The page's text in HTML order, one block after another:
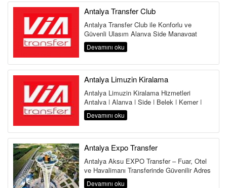
Antalya Transfer Club
Antalya Transfer Club ile Konforlu ve
Güvenli Ulaşım Alanya Side Manavgat
Belek Kemer Kundu Lara Antalya
Havalima...
Devamını oku
Antalya Limuzin Kiralama
Antalya Limuzin Kiralama Hizmetleri
Antalya | Alanya | Side | Belek | Kemer |
Lara | Kundu | Land of Legends Antalya,...
Devamını oku
Antalya Expo Transfer
Antalya Aksu EXPO Transfer – Fuar, Otel
ve Havalimanı Transferinde Güvenilir Adres
Antalya Aksu Transfer Hi...
Devamını oku